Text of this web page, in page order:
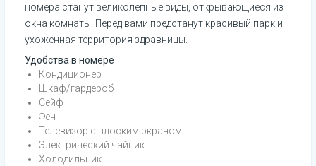
номера станут великолепные виды, открывающиеся из
окна комнаты. Перед вами предстанут красивый парк и
ухоженная территория здравницы.
Удобства в номере
Кондиционер
Шкаф/гардероб
Сейф
Фен
Телевизор с плоским экраном
Электрический чайник
Холодильник